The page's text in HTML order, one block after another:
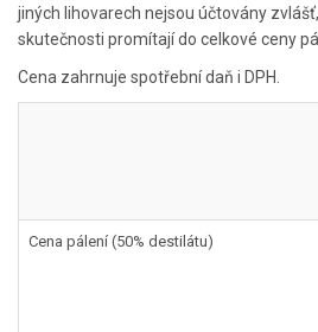
jiných lihovarech nejsou účtovány
skutečnosti promítají do celkové ceny
Cena zahrnuje spotřební daň i DPH.
Cena pálení (50% destilátu)